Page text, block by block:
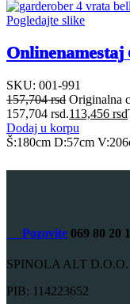
Pogledajte slike
Onlinenamestaj
SKU: 001-991
157,704rsd Originalna
157,704 rsd.113,456 rsd
Dodaj u korpu
Š:180cm D:57cm
Pozovite 069 80 20
SPINOLA ALT
PIB: 114223652